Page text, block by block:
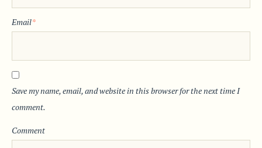
Email*
Save my name, email, and website in this browser for the next time I
comment.
Comment